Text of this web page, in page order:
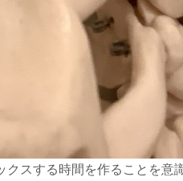
スする時間を作ることを意